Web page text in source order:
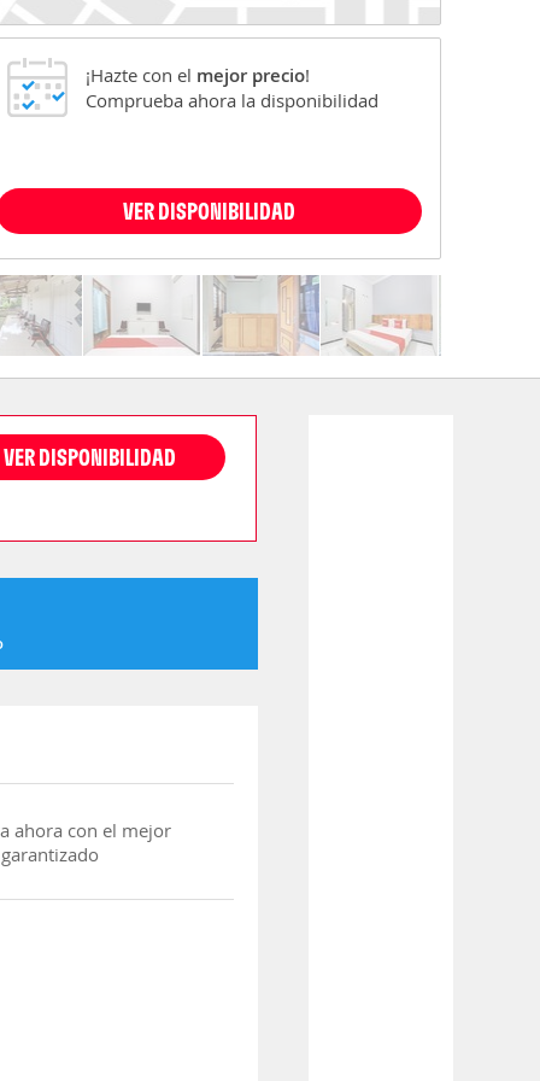
¡Hazte con el mejor precio!
Comprueba ahora la disponibilidad
VER DISPONIBILIDAD
VER DISPONIBILIDAD
ahora con el mejor